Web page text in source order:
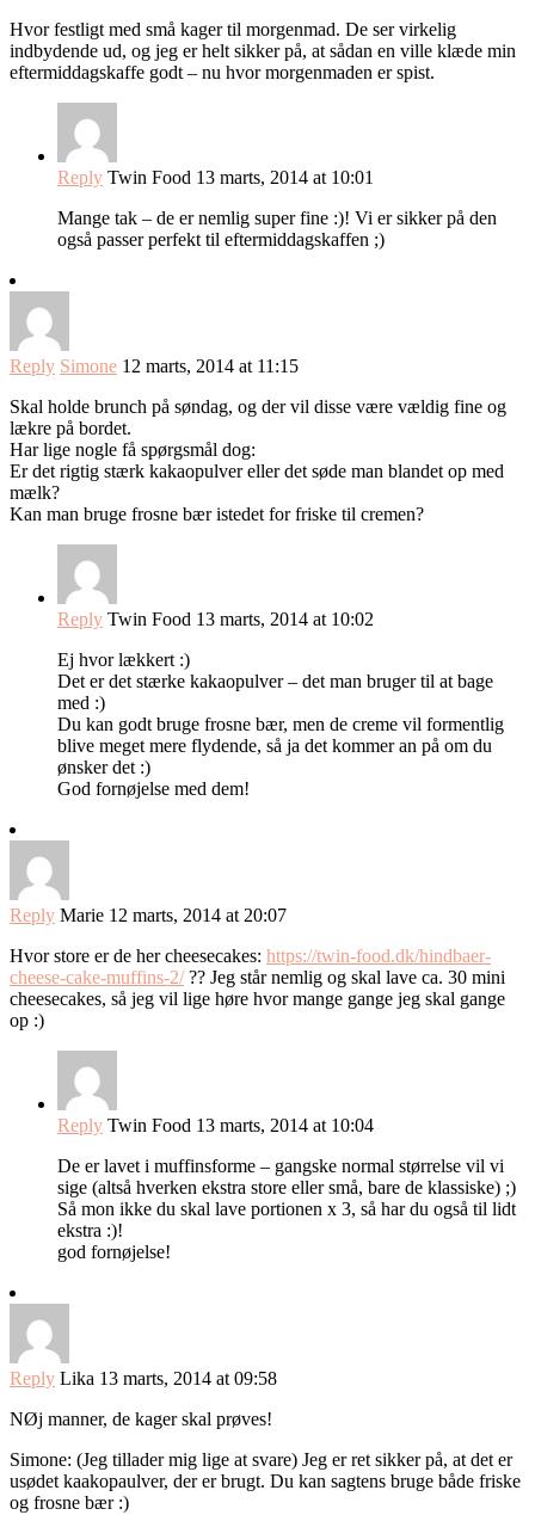
Hvor festligt med små kager til morgenmad. De ser virkelig
indbydende ud, og jeg er helt sikker på, at sådan en ville klæde min
eftermiddagskaffe godt – nu hvor morgenmaden er spist.
Reply Twin Food 13 marts, 2014 at 10:01
Mange tak – de er nemlig super fine :)! Vi er sikker på den
også passer perfekt til eftermiddagskaffen ;)
Reply Simone 12 marts, 2014 at 11:15
Skal holde brunch på søndag, og der vil disse være vældig fine og
lækre på bordet.
Har lige nogle få spørgsmål dog:
Er det rigtig stærk kakaopulver eller det søde man blandet op med
mælk?
Kan man bruge frosne bær istedet for friske til cremen?
Reply Twin Food 13 marts, 2014 at 10:02
Ej hvor lækkert :)
Det er det stærke kakaopulver – det man bruger til at bage
med :)
Du kan godt bruge frosne bær, men de creme vil formentlig
blive meget mere flydende, så ja det kommer an på om du
ønsker det :)
God fornøjelse med dem!
Reply Marie 12 marts, 2014 at 20:07
Hvor store er de her cheesecakes: https://twin-food.dk/hindbaer-
cheese-cake-muffins-2/?? Jeg står nemlig og skal lave ca. 30 mini
cheesecakes, så jeg vil lige høre hvor mange gange jeg skal gange
op :)
Reply Twin Food 13 marts, 2014 at 10:04
De er lavet i muffinsforme – gangske normal størrelse vil vi
sige (altså hverken ekstra store eller små, bare de klassiske) ;)
Så mon ikke du skal lave portionen x 3, så har du også til lidt
ekstra :)!
god fornøjelse!
Reply Lika 13 marts, 2014 at 09:58
NØj manner, de kager skal prøves!
Simone: (Jeg tillader mig lige at svare) Jeg er ret sikker på, at det er
usødet kaakopaulver, der er brugt. Du kan sagtens bruge både friske
og frosne bær :)